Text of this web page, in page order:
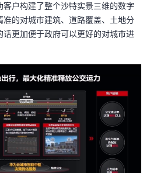
户构建了整个沙特实景三维的数字
的对城市建筑、道路覆盖、土地分
更加便于政府可以更好的对城市进